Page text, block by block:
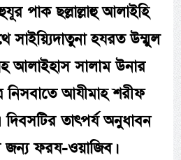
পাক ছল্লাল্লাহু আলাইহি
সাইয়্যিদাতুনা হযরত উম্মুল
আলাইহাস সালাম উনার
নিসবাতে আযীমাহ শরীফ
দিবসটির তাৎপর্য অনুধাবন
ফরয-ওয়াজিব।